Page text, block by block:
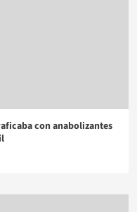
con anabolizantes